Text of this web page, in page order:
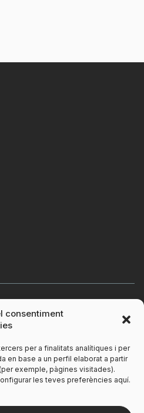
consentiment
per a finalitats analítiques i per
en base a un perfil elaborat a partir
exemple, pàgines visitades).
les teves preferències aquí.